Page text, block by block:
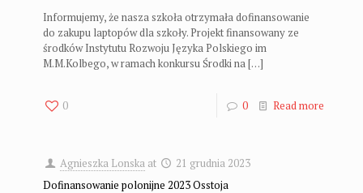
Informujemy, że nasza szkoła otrzymała dofinansowanie
do zakupu laptopów dla szkoły. Projekt finansowany ze
środków Instytutu Rozwoju Języka Polskiego im
M.M.Kolbego, w ramach konkursu Środki na[…]
0 0 Read more
Agnieszka Lonska at
21 grudnia 2023
Dofinansowanie polonijne 2023 Osstoja